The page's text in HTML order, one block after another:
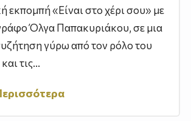
εκπομπή «Είναι στο χέρι σου» με
Όλγα Παπακυριάκου, σε μια
γύρω από τον ρόλο του
τις...